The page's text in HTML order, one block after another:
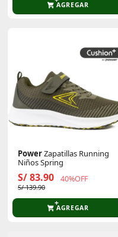
AGREGAR
PowerZapatillas Running
Niños Spring
S/ 83.90 40%OFF
S/ 139.90
AGREGAR